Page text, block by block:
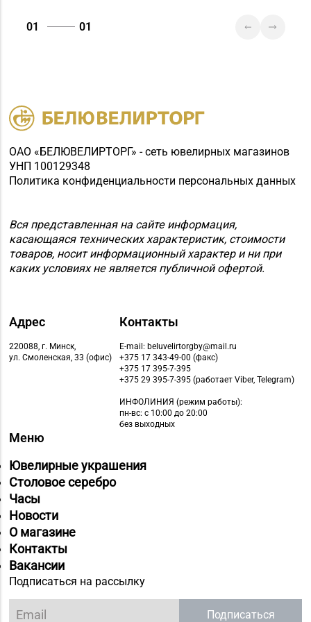
8 (01715) 6-80-02
Магазин
г. Березино, ул.
Октябрьская, д. 2Б
8 (0162) 51-77-03
№27 «Изумруд» г.
Брест, пр-т Машерова,
д. 42-38
8 (0165) 64-85-45
Магазин №9 «Рубин» г.
Пинск, ул. Брестская,
д. 99-4
Магазин №11 «Алмаз»
г. Кобрин, ул. Ленина,
8 (0232) 26-06-31
Магазин
8 (0232) 31-81-70, 35-
13-34
01 01
ОАО «БЕЛЮВЕЛИРТОРГ» - сеть ювелирных магазинов
УНП 100129348
Политика конфиденциальности персональных данных
Вся представленная на сайте информация,
касающаяся технических характеристик, стоимости
товаров, носит информационный характер и ни при
каких условиях не является публичной офертой.
Адрес
220088, г. Минск,
ул. Смоленская, 33 (офис)
Контакты
E-mail: beluvelirtorgby@mail.ru
+375 17 343-49-00 (факс)
+375 17 395-7-395
+375 29 395-7-395 (работает Viber, Telegram)
ИНФОЛИНИЯ (режим работы):
пн-вс: с 10:00 до 20:00
без выходных
Меню
Ювелирные украшения
Столовое серебро
Часы
Новости
О магазине
Контакты
Вакансии
Подписаться на рассылку
Подписаться